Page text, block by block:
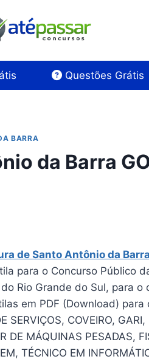
Questões Grátis
BARRA
da Barra GO
de Santo Antônio da
para o Concurso Público
Rio Grande do Sul, para o
em PDF (Download) para
SERVIÇOS, COVEIRO,
DE MÁQUINAS PESADAS,
TÉCNICO EM